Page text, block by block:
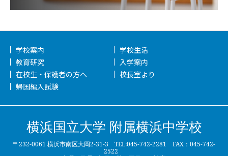
学校案内
学校生活
教育研究
入学案内
在校生・保護者の方へ
校長室より
帰国編入試験
横浜国立大学 附属横浜中学校
〒232-0061 横浜市南区大岡2-31-3 TEL:045-742-2281 FAX：045-742-
2522